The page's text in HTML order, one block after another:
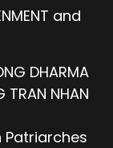
and
DHARMA
TRAN NHAN
Patriarches